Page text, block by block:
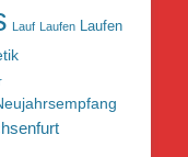
Lauf Laufen Laufen